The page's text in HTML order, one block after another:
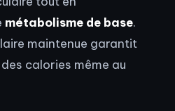
métabolisme de base.
maintenue garantit
calories même au